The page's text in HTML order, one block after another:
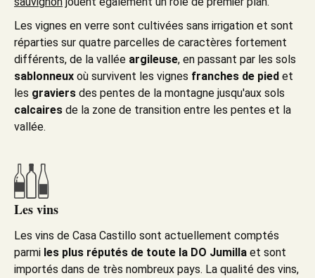
Les vignes en verre sont cultivées sans irrigation et sont
réparties sur quatre parcelles de caractères fortement
différents, de la vallée argileuse, en passant par les sols
sablonneux où survivent les vignes franches de pied et
les graviers des pentes de la montagne jusqu'aux sols
calcaires de la zone de transition entre les pentes et la
vallée.
Les vins
Les vins de Casa Castillo sont actuellement comptés
parmi les plus réputés de toute la DO Jumilla et sont
importés dans de très nombreux pays. La qualité des vins,